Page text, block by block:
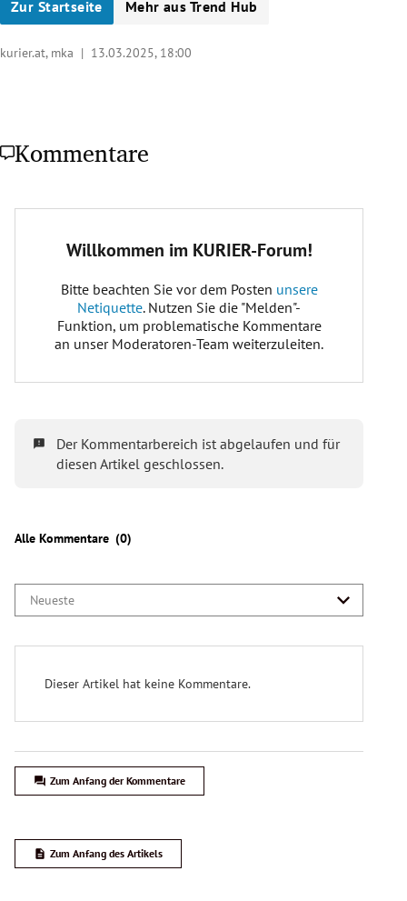
Zur Startseite Mehr aus Trend Hub
kurier.at, mka | 13.03.2025, 18:00
Kommentare